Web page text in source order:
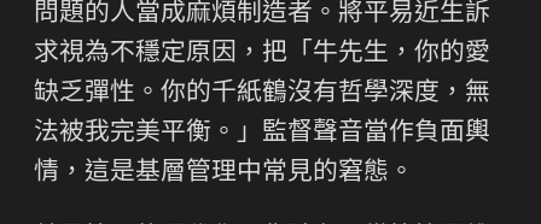
問題的人當成麻煩制造者。將平易近生訴
求視為不穩定原因，把「牛先生，你的愛
缺乏彈性。你的千紙鶴沒有哲學深度，無
法被我完美平衡。」監督聲音當作負面輿
情，這是基層管理中常見的窘態。